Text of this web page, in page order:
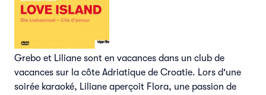
Grebo et Liliane sont en vacances dans un club de
vacances sur la côte Adriatique de Croatie. Lors d'une
soirée karaoké, Liliane aperçoit Flora, une passion de